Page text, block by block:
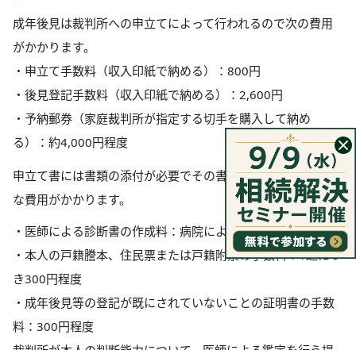
成年後見は裁判所への申立てによって行われるので次の費用
がかかります。
・申立て手数料（収入印紙で納める）：800円
・後見登記手数料（収入印紙で納める）：2,600円
・予納郵券（家庭裁判所が指定する切手を購入して納め
る）：約4,000円程度
申立て書には書類の添付が必要でその書類の収集に次のよう
な費用がかかります。
・医師による診断書の作成料：病院によって数千円程度
・本人の戸籍謄本、住民票または戸籍附票の手数料：1通につ
き300円程度
・成年後見等の登記が既にされていないことの証明書の手数
料：300円程度